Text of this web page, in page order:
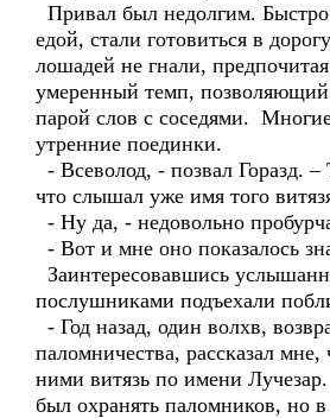
Привал был недолгим.
едой, стали готовиться в
лошадей не гнали,
умеренный темп, позволяющий
парой слов с соседями.
утренние поединки.
- Всеволод, - позвал Горазд.
что слышал уже имя того
- Ну да, - недовольно
- Вот и мне оно показалось
Заинтересовавшись
послушниками подъехали
- Год назад, один волхв,
паломничества, рассказал мне,
ними витязь по имени
был охранять паломников, но